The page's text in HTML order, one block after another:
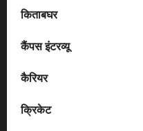
किताबघर
कैंपस इंटरव्यू
कैरियर
क्रिकेट